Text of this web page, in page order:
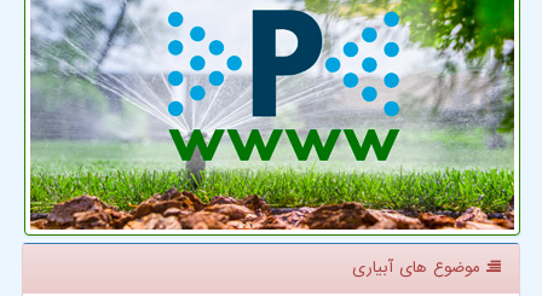
موضوع های آبیاری